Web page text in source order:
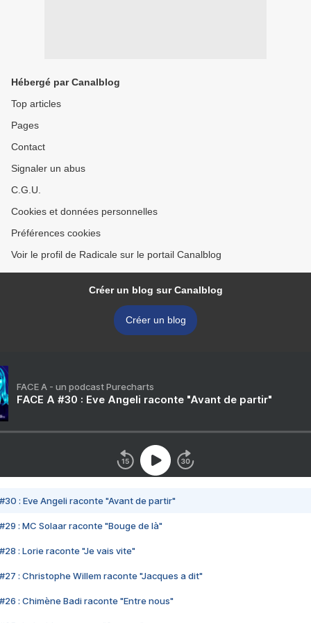
Hébergé par Canalblog
Top articles
Pages
Contact
Signaler un abus
C.G.U.
Cookies et données personnelles
Préférences cookies
Voir le profil de Radicale sur le portail Canalblog
Créer un blog sur Canalblog
Créer un blog
FACE A - un podcast Purecharts
FACE A #30 : Eve Angeli raconte "Avant de partir"
#30 : Eve Angeli raconte "Avant de partir"
#29 : MC Solaar raconte "Bouge de là"
#28 : Lorie raconte "Je vais vite"
#27 : Christophe Willem raconte "Jacques a dit"
#26 : Chimène Badi raconte "Entre nous"